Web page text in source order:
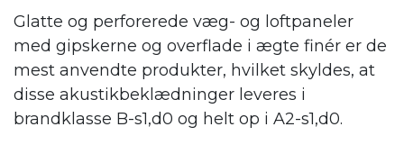
Glatte og perforerede væg- og loftpaneler
med gipskerne og overflade i ægte finér er de
mest anvendte produkter, hvilket skyldes, at
disse akustikbeklædninger leveres i
brandklasse B-s1,d0 og helt op i A2-s1,d0.